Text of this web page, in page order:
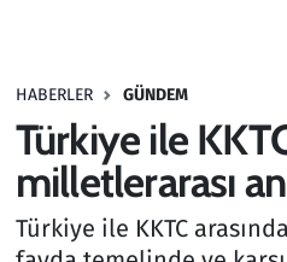
HABERLER GÜNDEM
Türkiye ile
milletlerarası
Türkiye ile KKTC
Haber
Kültür Sanat
Kurumsal Haberler